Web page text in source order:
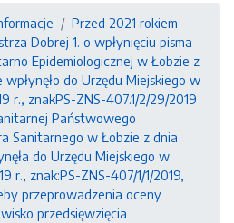
Przed 2021 rokiem
Dobrej 1. o wpłynięciu pisma
Epidemiologicznej w Łobzie z
do Urzędu Miejskiego w
r., znakPS-ZNS-407.1/2/29/2019
Państwowego
Sanitarnego w Łobzie z dnia
do Urzędu Miejskiego w
r., znak:PS-ZNS-407/1/1/2019,
przeprowadzenia oceny
przedsięwzięcia